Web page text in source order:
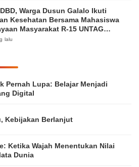
Warga Dusun Galalo Ikuti
Kesehatan Bersama Mahasiswa
Masyarakat R-15 UNTAG
lalu
Pernah Lupa: Belajar Menjadi
Digital
Kebijakan Berlanjut
Ketika Wajah Menentukan Nilai
Dunia